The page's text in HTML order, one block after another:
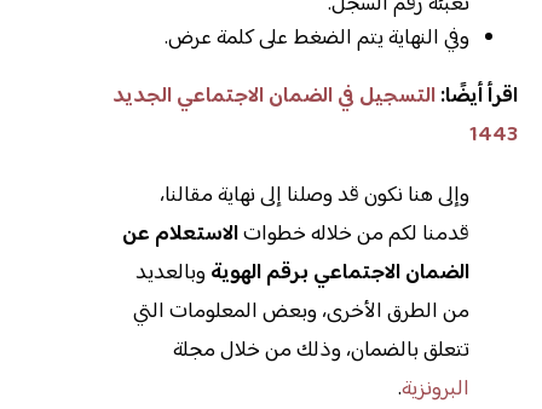
وفي النهاية يتم الضغط على كلمة عرض.
اقرأ أيضًا: التسجيل في الضمان الاجتماعي الجديد
1443
وإلى هنا نكون قد وصلنا إلى نهاية مقالنا،
قدمنا لكم من خلاله خطواتالاستعلام عن
الضمان الاجتماعي برقم الهوية وبالعديد
من الطرق الأخرى، وبعض المعلومات التي
تتعلق بالضمان، وذلك من خلال مجلة
البرونزية.